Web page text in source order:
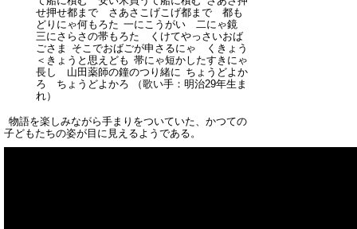
せ押せ都まで さあさこげこげ都まで 都も
どりにゃ何もろた 一にこうがい 二にゃ鏡
三にさらさの帯もろた くけてやっさいおば
ごさま そこでおばごが申さるにゃ くきょう
＜きょうと思えども 帯にゃ短かしたすきにゃ
長し 山田薬師の鐘のつり緒に ちょうどよか
ろ ちょうどよかろ （歌い手：明治29年生ま
れ）
物語を楽しみながら手まりをついていた、かつての
子どもたちの姿が目に見えるようである。